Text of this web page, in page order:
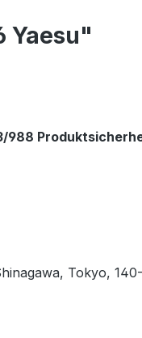
Yaesu"
Tokyo,